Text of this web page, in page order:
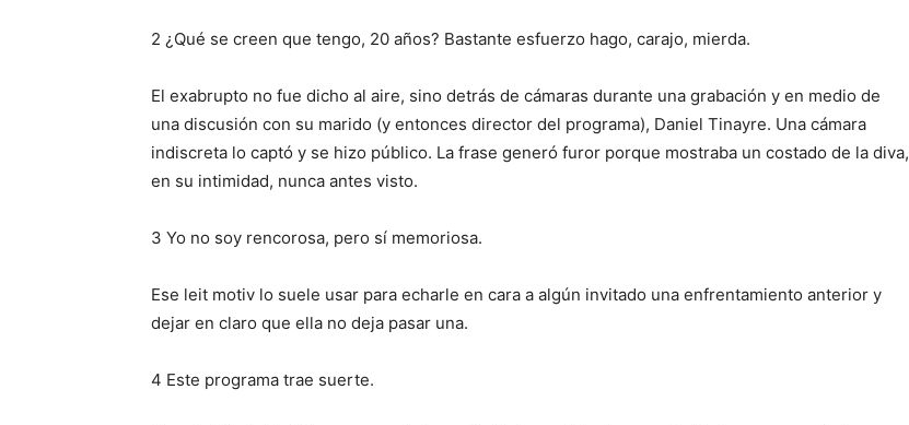
2 ¿Qué se creen que tengo, 20 años? Bastante esfuerzo hago, carajo, mierda.
El exa​brupto no fue dicho al aire, sino detrás de cámaras durante una grabación y en medio de
una discusión con su marido (y entonces director del programa), Daniel Tinayre. Una cámara
indiscreta lo captó y se hizo público. La frase generó furor porque mostraba un costado de la diva,
en su intimidad, nunca antes visto.
3 Yo no soy rencorosa, pero sí memoriosa.
Ese leit motiv lo suele usar para echarle en cara a algún invitado una enfrentamiento anterior y
dejar en claro que ella no deja pasar una.
4 Este programa trae suerte.